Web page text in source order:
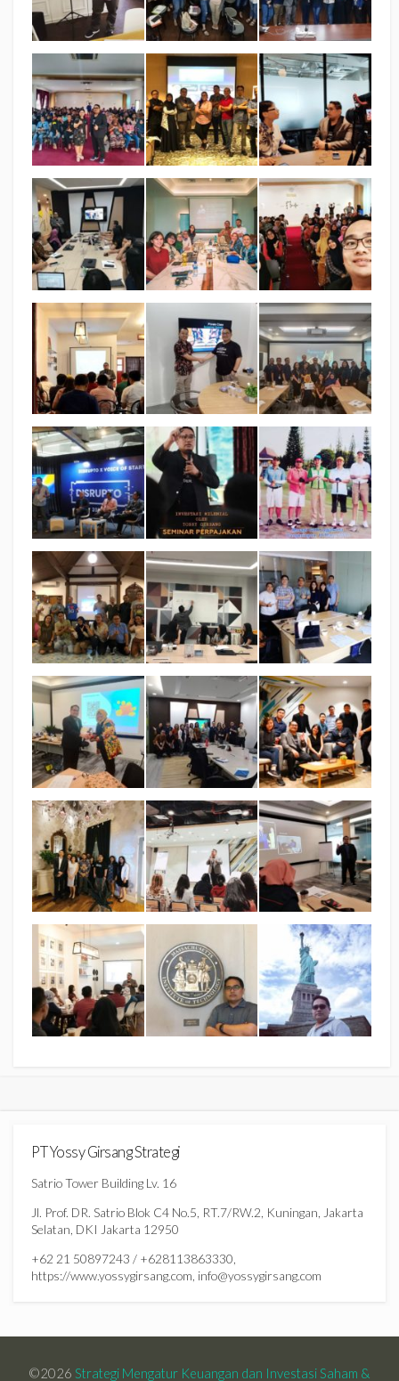
PT Yossy Girsang Strategi
Satrio Tower Building Lv. 16
Jl. Prof. DR. Satrio Blok C4 No.5, RT.7/RW.2, Kuningan, Jakarta
Selatan, DKI Jakarta 12950
+62 21 50897243 / +628113863330,
https://www.yossygirsang.com, info@yossygirsang.com
©2026 Strategi Mengatur Keuangan dan Investasi Saham &